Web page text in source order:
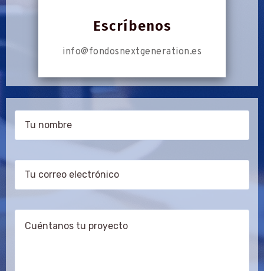
Escríbenos
info@fondosnextgeneration.es